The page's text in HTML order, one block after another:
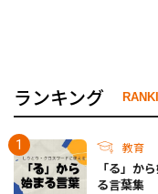
ランキング
教育
「る」か
る言葉集